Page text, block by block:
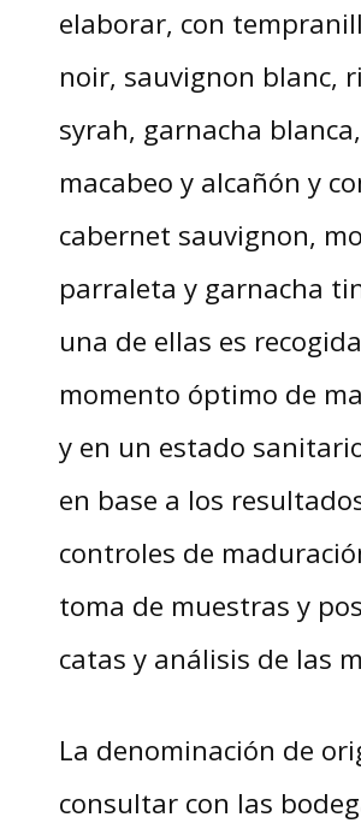
elaborar, con
noir, sauvignon blanc,
syrah, garnacha blanca,
macabeo y alcañón y
cabernet sauvignon,
parraleta y garnacha
una de ellas es
momento óptimo de
y en un estado
en base a los
controles de
toma de muestras y
catas y análisis de las
La denominación de
consultar con las